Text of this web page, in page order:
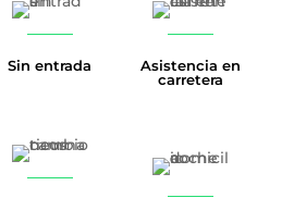
Sin entrada
Asistencia en
carretera